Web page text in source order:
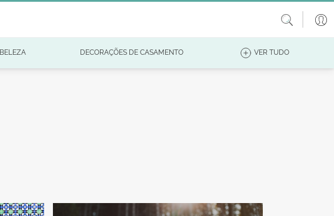
BELEZA DECORAÇÕES DE CASAMENTO VER TUDO